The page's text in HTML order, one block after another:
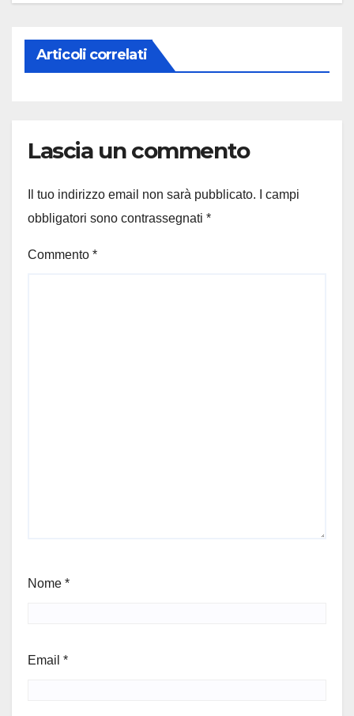
Articoli correlati
Lascia un commento
Il tuo indirizzo email non sarà pubblicato.
I campi
obbligatori sono contrassegnati *
Commento *
Nome *
Email *